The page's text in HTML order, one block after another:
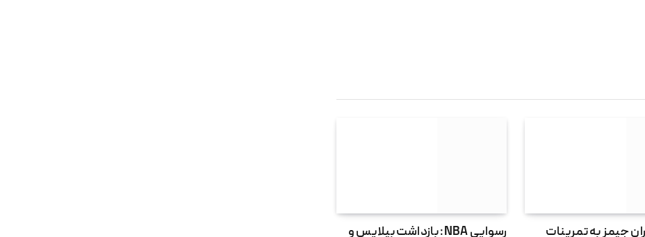
جیمز به تمرینات
رسوایی NBA: بازداشت بیلاپس و